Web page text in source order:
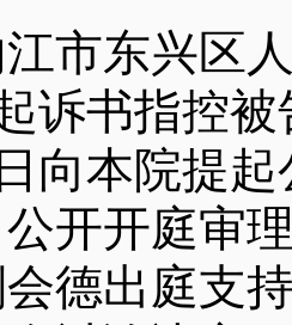
东兴区人
诉书指控
向本院提
开开庭审
德出庭支